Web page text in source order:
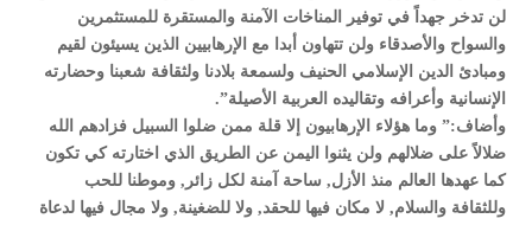
لن تدخر جهداً في توفير المناخات الآمنة والمستقرة للمستثمرين
والسواح والأصدقاء ولن تتهاون أبدا مع الإرهابيين الذين يسيئون لقيم
ومبادئ الدين الإسلامي الحنيف ولسمعة بلادنا ولثقافة شعبنا وحضارته
الإنسانية وأعرافه وتقاليده العربية الأصيلة”.
وأضاف:” وما هؤلاء الإرهابيون إلا قلة ممن ضلوا السبيل فزادهم الله
ضلالاً على ضلالهم ولن يثنوا اليمن عن الطريق الذي اختارته كي تكون
كما عهدها العالم منذ الأزل, ساحة آمنة لكل زائر, وموطنا للحب
وللثقافة والسلام, لا مكان فيها للحقد, ولا للضغينة, ولا مجال فيها لدعاة